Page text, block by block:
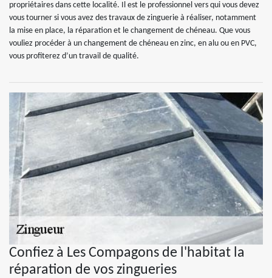
propriétaires dans cette localité. Il est le professionnel vers qui vous devez
vous tourner si vous avez des travaux de zinguerie à réaliser, notamment
la mise en place, la réparation et le changement de chéneau. Que vous
vouliez procéder à un changement de chéneau en zinc, en alu ou en PVC,
vous profiterez d’un travail de qualité.
Confiez à Les Compagons de l'habitat la
réparation de vos zingueries